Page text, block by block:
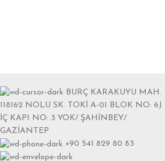
BURÇ KARAKUYU MAH.
118162 NOLU SK. TOKİ A-01 BLOK NO: 6J
İÇ KAPI NO: 3 YOK/ ŞAHİNBEY/
GAZİANTEP
+90 541 829 80 83